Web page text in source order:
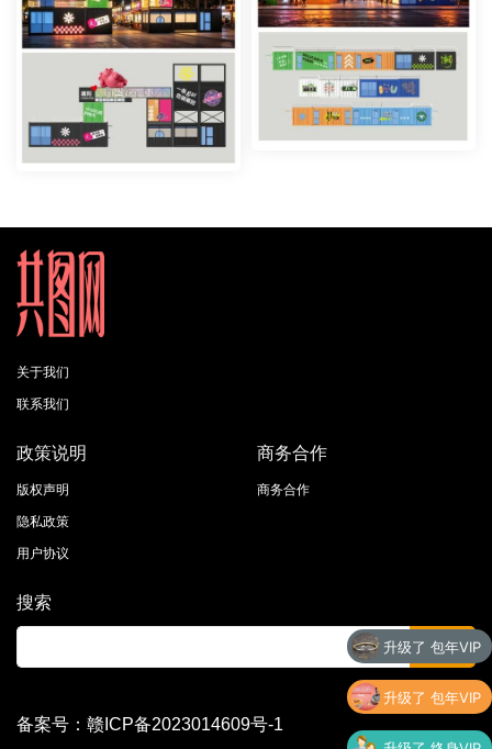
关于我们
联系我们
政策说明
版权声明
隐私政策
用户协议
商务合作
商务合作
搜索
备案号：赣ICP备2023014609号-1
升级了 包年VIP
升级了 包年VIP